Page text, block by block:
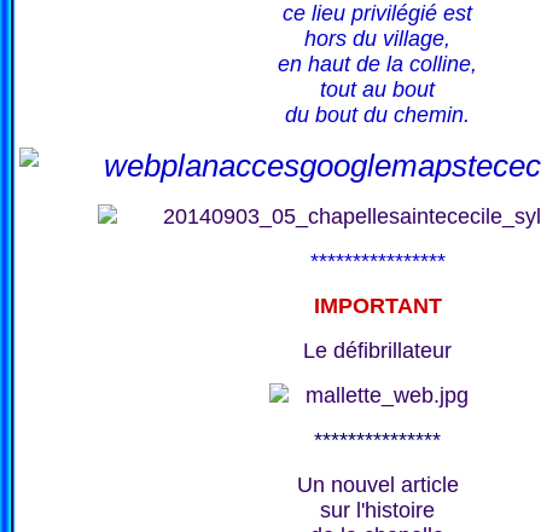
ce lieu privilégié est
hors du village,
en haut de la colline,
tout au bout
du bout du chemin.
****************
IMPORTANT
Le défibrillateur
***************
Un nouvel article
sur l'histoire